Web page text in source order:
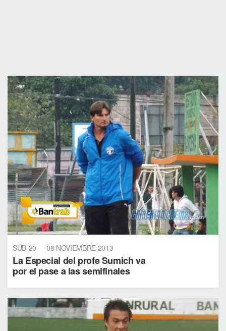
SUB-20 08 NOVIEMBRE 2013
La Especial del profe Sumich va
por el pase a las semifinales